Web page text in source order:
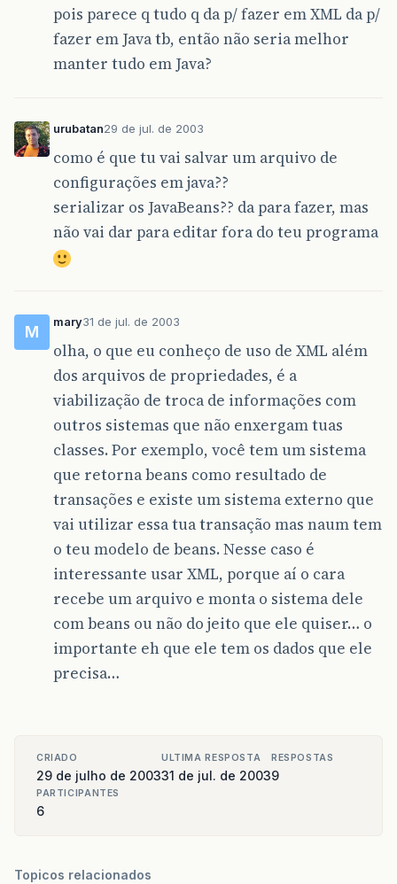
pois parece q tudo q da p/ fazer em XML da p/
fazer em Java tb, então não seria melhor
manter tudo em Java?
urubatan29 de jul. de 2003
como é que tu vai salvar um arquivo de
configurações em java??
serializar os JavaBeans?? da para fazer, mas
não vai dar para editar fora do teu programa
M
mary31 de jul. de 2003
olha, o que eu conheço de uso de XML além
dos arquivos de propriedades, é a
viabilização de troca de informações com
outros sistemas que não enxergam tuas
classes. Por exemplo, você tem um sistema
que retorna beans como resultado de
transações e existe um sistema externo que
vai utilizar essa tua transação mas naum tem
o teu modelo de beans. Nesse caso é
interessante usar XML, porque aí o cara
recebe um arquivo e monta o sistema dele
com beans ou não do jeito que ele quiser… o
importante eh que ele tem os dados que ele
precisa…
CRIADO
29 de julho de 2003
ULTIMA RESPOSTA
31 de jul. de 2003
RESPOSTAS
9
PARTICIPANTES
6
Topicos relacionados